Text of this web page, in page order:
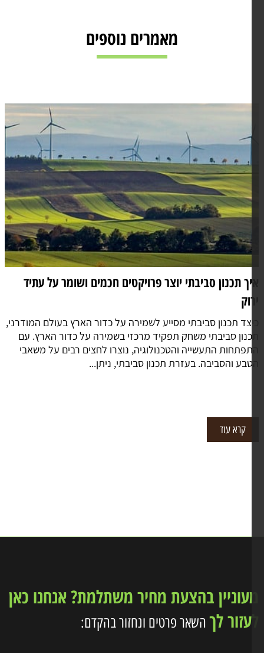
מאמרים נוספים
תכנון סביבתי יוצר פרויקטים חכמים ושומר על עתיד
תכנון סביבתי מסייע לשמירה על כדור הארץ בעולם המודרני,
סביבתי משחק תפקיד מרכזי בשמירה על כדור הארץ. עם
התעשייה והטכנולוגיה, נוצרו לחצים רבים על משאבי
והסביבה. בעזרת תכנון סביבתי, ניתן...
קרא עוד
בהצעת מחיר משתלמת? אנחנו כאן
לךהשאר פרטים ונחזור בהקדם: